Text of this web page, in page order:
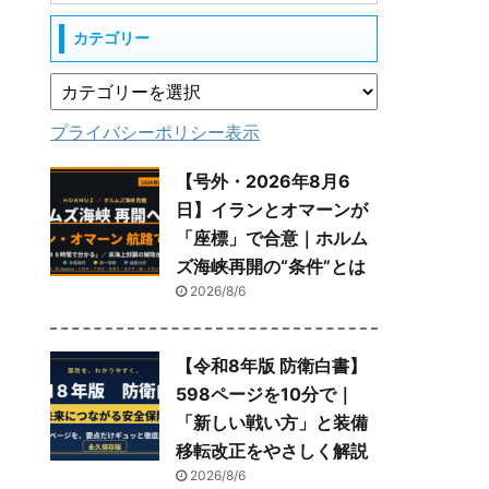
カテゴリー
プライバシーポリシー表示
【号外・2026年8月6
日】イランとオマーンが
「座標」で合意｜ホルム
ズ海峡再開の“条件”とは
2026/8/6
【令和8年版 防衛白書】
598ページを10分で｜
「新しい戦い方」と装備
移転改正をやさしく解説
2026/8/6